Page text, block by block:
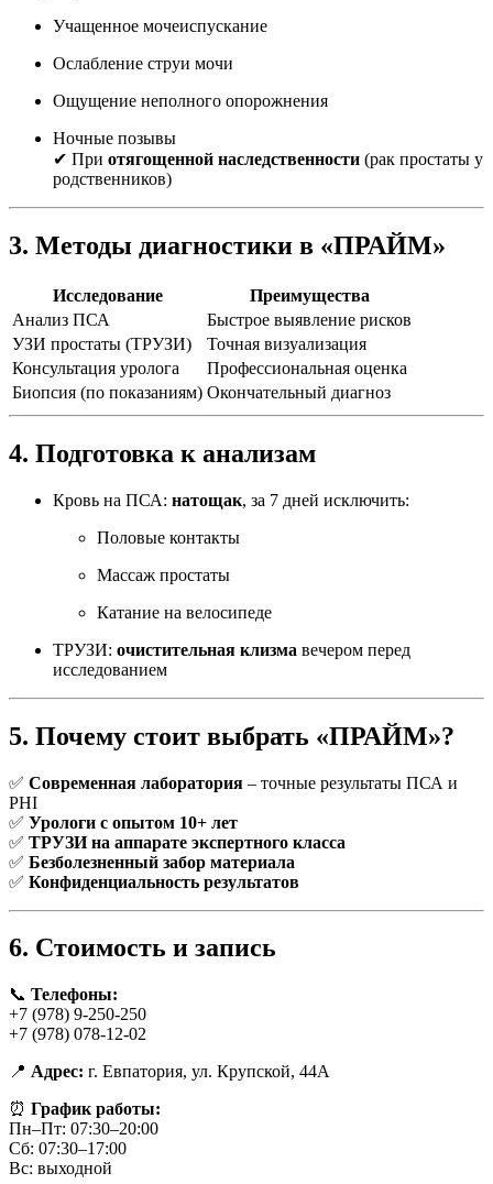
Учащенное мочеиспускание
Ослабление струи мочи
Ощущение неполного опорожнения
Ночные позывы
✔ При отягощенной наследственности (рак простаты у
родственников)
3. Методы диагностики в «ПРАЙМ»
Исследование
Преимущества
Анализ ПСА
Быстрое выявление рисков
УЗИ простаты (ТРУЗИ)
Точная визуализация
Консультация уролога
Профессиональная оценка
Биопсия (по показаниям) Окончательный диагноз
4. Подготовка к анализам
Кровь на ПСА: натощак, за 7 дней исключить:
Половые контакты
Массаж простаты
Катание на велосипеде
ТРУЗИ: очистительная клизма вечером перед
исследованием
5. Почему стоит выбрать «ПРАЙМ»?
✅ Современная лаборатория – точные результаты ПСА и
PHI
✅ Урологи с опытом 10+ лет
✅ ТРУЗИ на аппарате экспертного класса
✅ Безболезненный забор материала
✅ Конфиденциальность результатов
6. Стоимость и запись
📞 Телефоны:
+7 (978) 9-250-250
+7 (978) 078-12-02
📍 Адрес: г. Евпатория, ул. Крупской, 44А
⏰ График работы:
Пн–Пт: 07:30–20:00
Сб: 07:30–17:00
Вс: выходной